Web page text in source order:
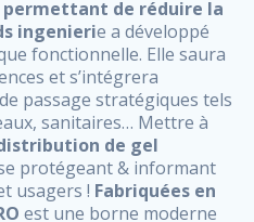
de réduire la
ingenierie a développé
fonctionnelle. Elle saura
et s’intégrera
passage stratégiques tels
sanitaires… Mettre à
de gel
protégeant & informant
usagers ! Fabriquées en
est une borne moderne